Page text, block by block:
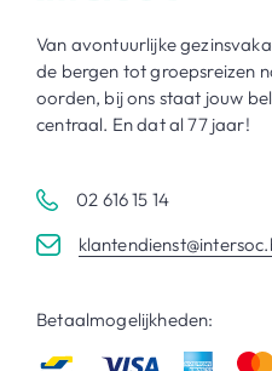
Van avontuurlijke
de bergen tot groepsreizen
oorden, bij ons staat jouw
centraal. En dat al 77 jaar!
02 616 15 14
Betaalmogelijkheden: